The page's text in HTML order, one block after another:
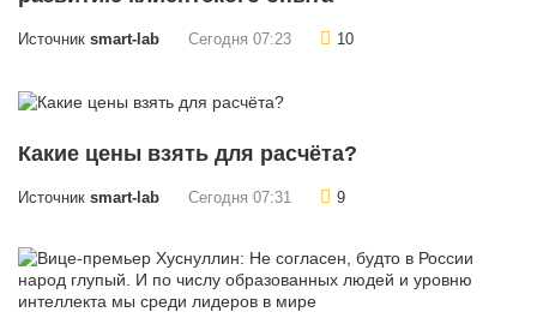
Источник smart-lab Сегодня 07:23 10
Какие цены взять для расчёта?
Источник smart-lab Сегодня 07:31 9